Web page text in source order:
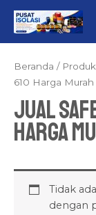
Beranda /
610 Harga
Jual
Harga
Tidak
dengan